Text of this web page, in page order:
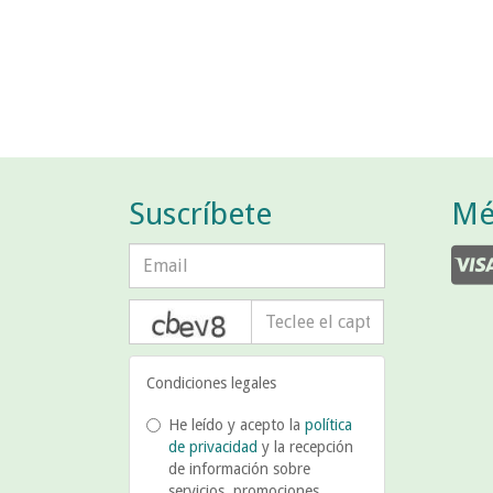
Suscríbete
Condiciones legales
He leído y acepto la política
de privacidad y la recepción
de información sobre